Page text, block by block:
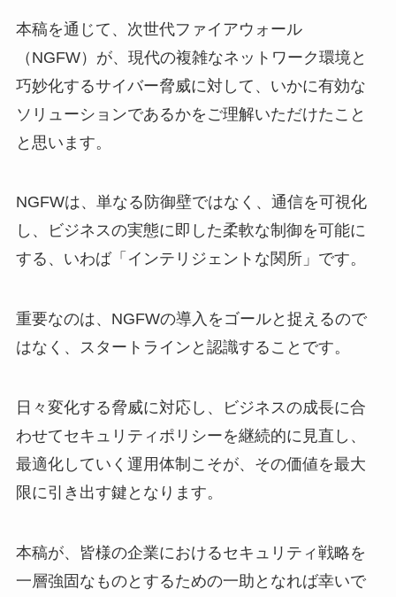
本稿を通じて、次世代ファイアウォール
（NGFW）が、現代の複雑なネットワーク環境と
巧妙化するサイバー脅威に対して、いかに有効な
ソリューションであるかをご理解いただけたこと
と思います。
NGFWは、単なる防御壁ではなく、通信を可視化
し、ビジネスの実態に即した柔軟な制御を可能に
する、いわば「インテリジェントな関所」です。
重要なのは、NGFWの導入をゴールと捉えるので
はなく、スタートラインと認識することです。
日々変化する脅威に対応し、ビジネスの成長に合
わせてセキュリティポリシーを継続的に見直し、
最適化していく運用体制こそが、その価値を最大
限に引き出す鍵となります。
本稿が、皆様の企業におけるセキュリティ戦略を
一層強固なものとするための一助となれば幸いで